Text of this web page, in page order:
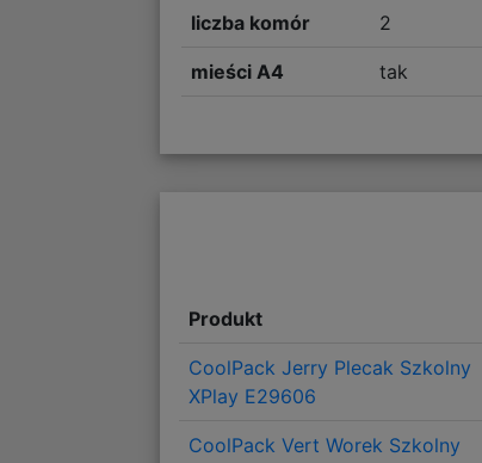
liczba komór 2
mieści A4 tak
Produkt
CoolPack Jerry Plecak Szkolny
XPlay E29606
CoolPack Vert Worek Szkolny